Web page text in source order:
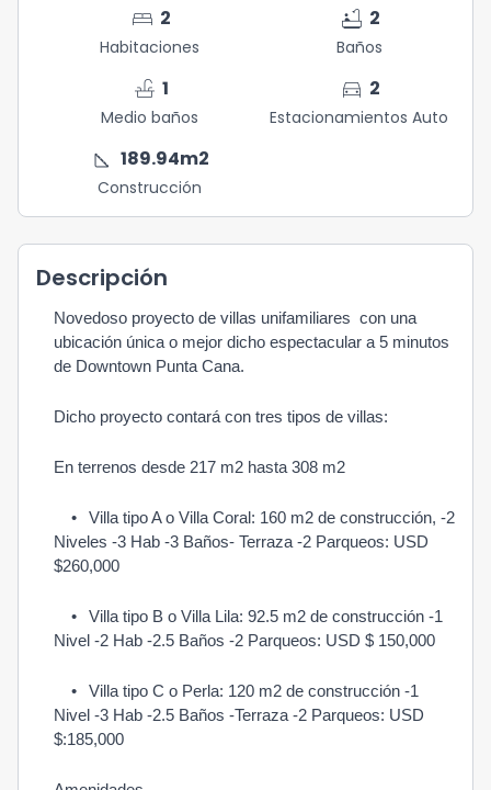
bed 2
Habitaciones
bathtub 2
Baños
faucet 1
Medio baños
directions_car 2
Estacionamientos Auto
square_foot 189.94m2
Construcción
Descripción
Novedoso proyecto de villas unifamiliares  con una
ubicación única o mejor dicho espectacular a 5 minutos
de Downtown Punta Cana.
Dicho proyecto contará con tres tipos de villas:
En terrenos desde 217 m2 hasta 308 m2
•
Villa tipo A o Villa Coral: 160 m2 de construcción, -2
Niveles -3 Hab -3 Baños- Terraza -2 Parqueos: USD
$260,000
•
Villa tipo B o Villa Lila: 92.5 m2 de construcción -1
Nivel -2 Hab -2.5 Baños -2 Parqueos: USD $ 150,000
•
Villa tipo C o Perla: 120 m2 de construcción -1
Nivel -3 Hab -2.5 Baños -Terraza -2 Parqueos: USD
$:185,000